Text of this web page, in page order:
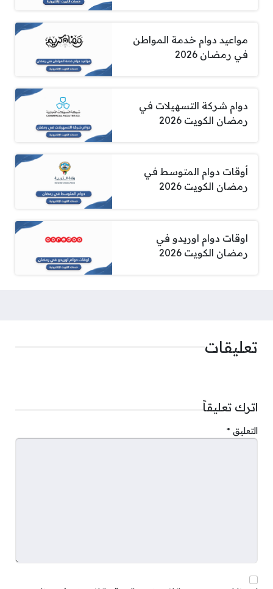
مواعيد دوام خدمة المواطن
في رمضان 2026
دوام شركة التسهيلات في
رمضان الكويت 2026
أوقات دوام المتوسط في
رمضان الكويت 2026
اوقات دوام اوريدو في
رمضان الكويت 2026
تعليقات
اترك تعليقاً
التعليق *